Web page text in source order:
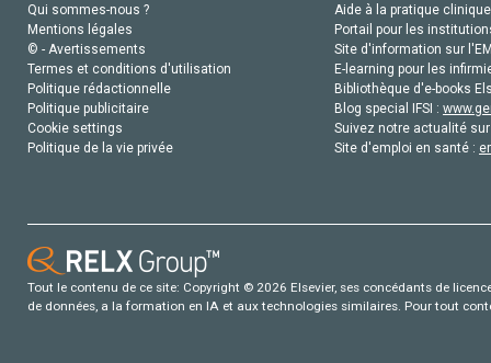
Qui sommes-nous ?
Mentions légales
© - Avertissements
Termes et conditions d'utilisation
Politique rédactionnelle
Politique publicitaire
Cookie settings
Politique de la vie privée
Aide à la pratique
Portail pour les
Site d'information sur
E-learning pour les
Bibliothèque d'e-books
Blog special IFSI :
Suivez notre actualité
Site d'emploi en santé :
Tout le contenu de ce site: Copyright © 2026 Elsevier, ses concédants de
de données, a la formation en IA et aux technologies similaires. Pour tout